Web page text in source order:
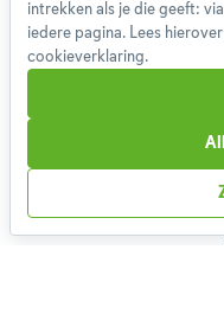
intrekken als je die geeft:
iedere pagina. Lees
cookieverklaring.